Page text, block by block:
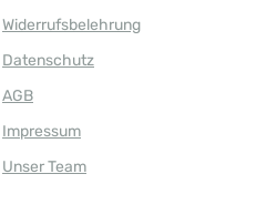
Widerrufsbelehrung
Datenschutz
AGB
Impressum
Unser Team